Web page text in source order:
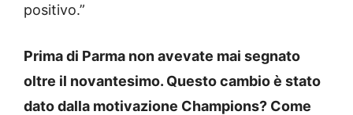
positivo.”
Prima di Parma non avevate mai segnato
oltre il novantesimo. Questo cambio è stato
dato dalla motivazione Champions? Come